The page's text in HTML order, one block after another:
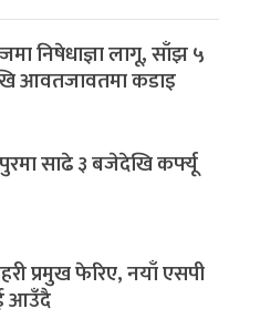
निषेधाज्ञा लागू, साँझ ५
आवतजावतमा कडाइ
साढे ३ बजेदेखि कर्फ्यू
प्रमुख फेरिए, नयाँ एसपी
आउँदै